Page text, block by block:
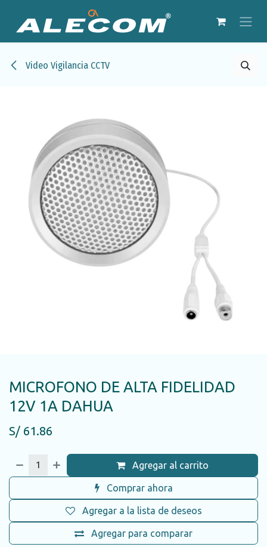
Video Vigilancia CCTV
MICROFONO DE ALTA FIDELIDAD
12V 1A DAHUA
S/ 61.86
Agregar al carrito
Comprar ahora
Agregar para comparar
Agregar a la lista de deseos